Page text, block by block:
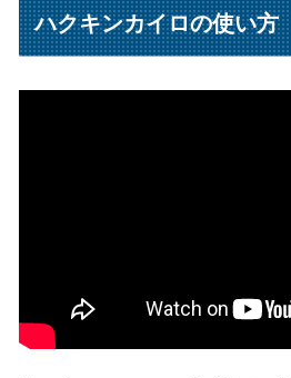
ハクキンカイロの使い方